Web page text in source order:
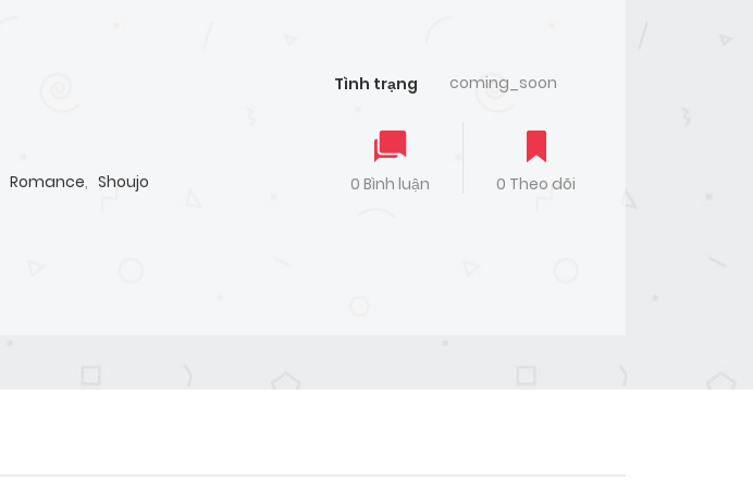
Romance, Shoujo
Tình trạng coming_soon
0 Bình luận 0 Theo dõi